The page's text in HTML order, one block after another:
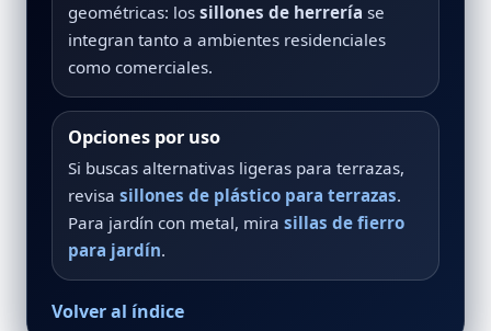
geométricas: los sillones de herrería se
integran tanto a ambientes residenciales
como comerciales.
Opciones por uso
Si buscas alternativas ligeras para terrazas,
revisa sillones de plástico para terrazas.
Para jardín con metal, mira sillas de fierro
para jardín.
Volver al índice